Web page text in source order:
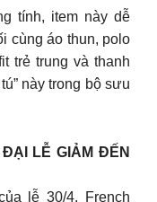
tính, item này dễ
cùng áo thun, polo
trẻ trung và thanh
này trong bộ sưu
ĐẠI LỄ GIẢM ĐẾN
lễ 30/4, French